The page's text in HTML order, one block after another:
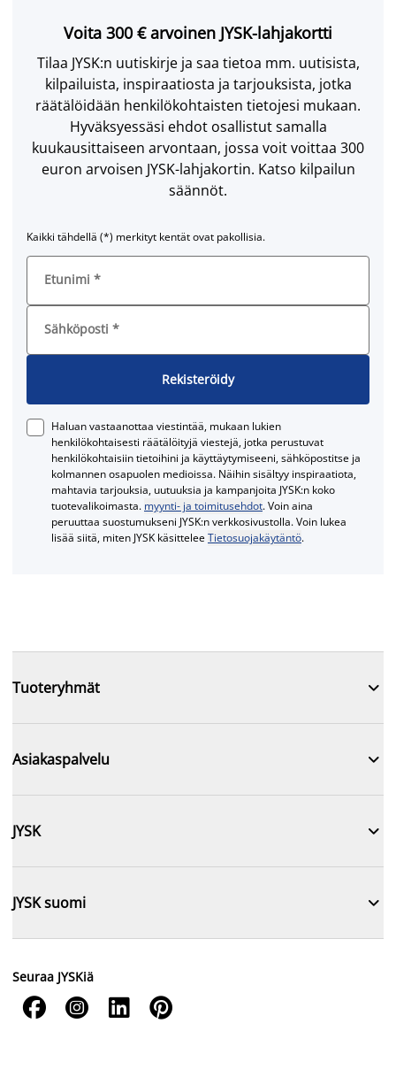
Voita 300 € arvoinen JYSK-lahjakortti
Tilaa JYSK:n uutiskirje ja saa tietoa mm. uutisista,
kilpailuista, inspiraatiosta ja tarjouksista, jotka
räätälöidään henkilökohtaisten tietojesi mukaan.
Hyväksyessäsi ehdot osallistut samalla
kuukausittaiseen arvontaan, jossa voit voittaa 300
euron arvoisen JYSK-lahjakortin. Katso kilpailun
säännöt.
Kaikki tähdellä (*) merkityt kentät ovat pakollisia.
Etunimi *
Sähköposti *
Rekisteröidy
Haluan vastaanottaa viestintää, mukaan lukien
henkilökohtaisesti räätälöityjä viestejä, jotka perustuvat
henkilökohtaisiin tietoihini ja käyttäytymiseeni, sähköpostitse ja
kolmannen osapuolen medioissa. Näihin sisältyy inspiraatiota,
mahtavia tarjouksia, uutuuksia ja kampanjoita JYSK:n koko
tuotevalikoimasta. myynti- ja toimitusehdot. Voin aina
peruuttaa suostumukseni JYSK:n verkkosivustolla. Voin lukea
lisää siitä, miten JYSK käsitteleeTietosuojakäytäntö.
Tuoteryhmät 
Asiakaspalvelu 
JYSK 
JYSK suomi 
Seuraa JYSKiä
   